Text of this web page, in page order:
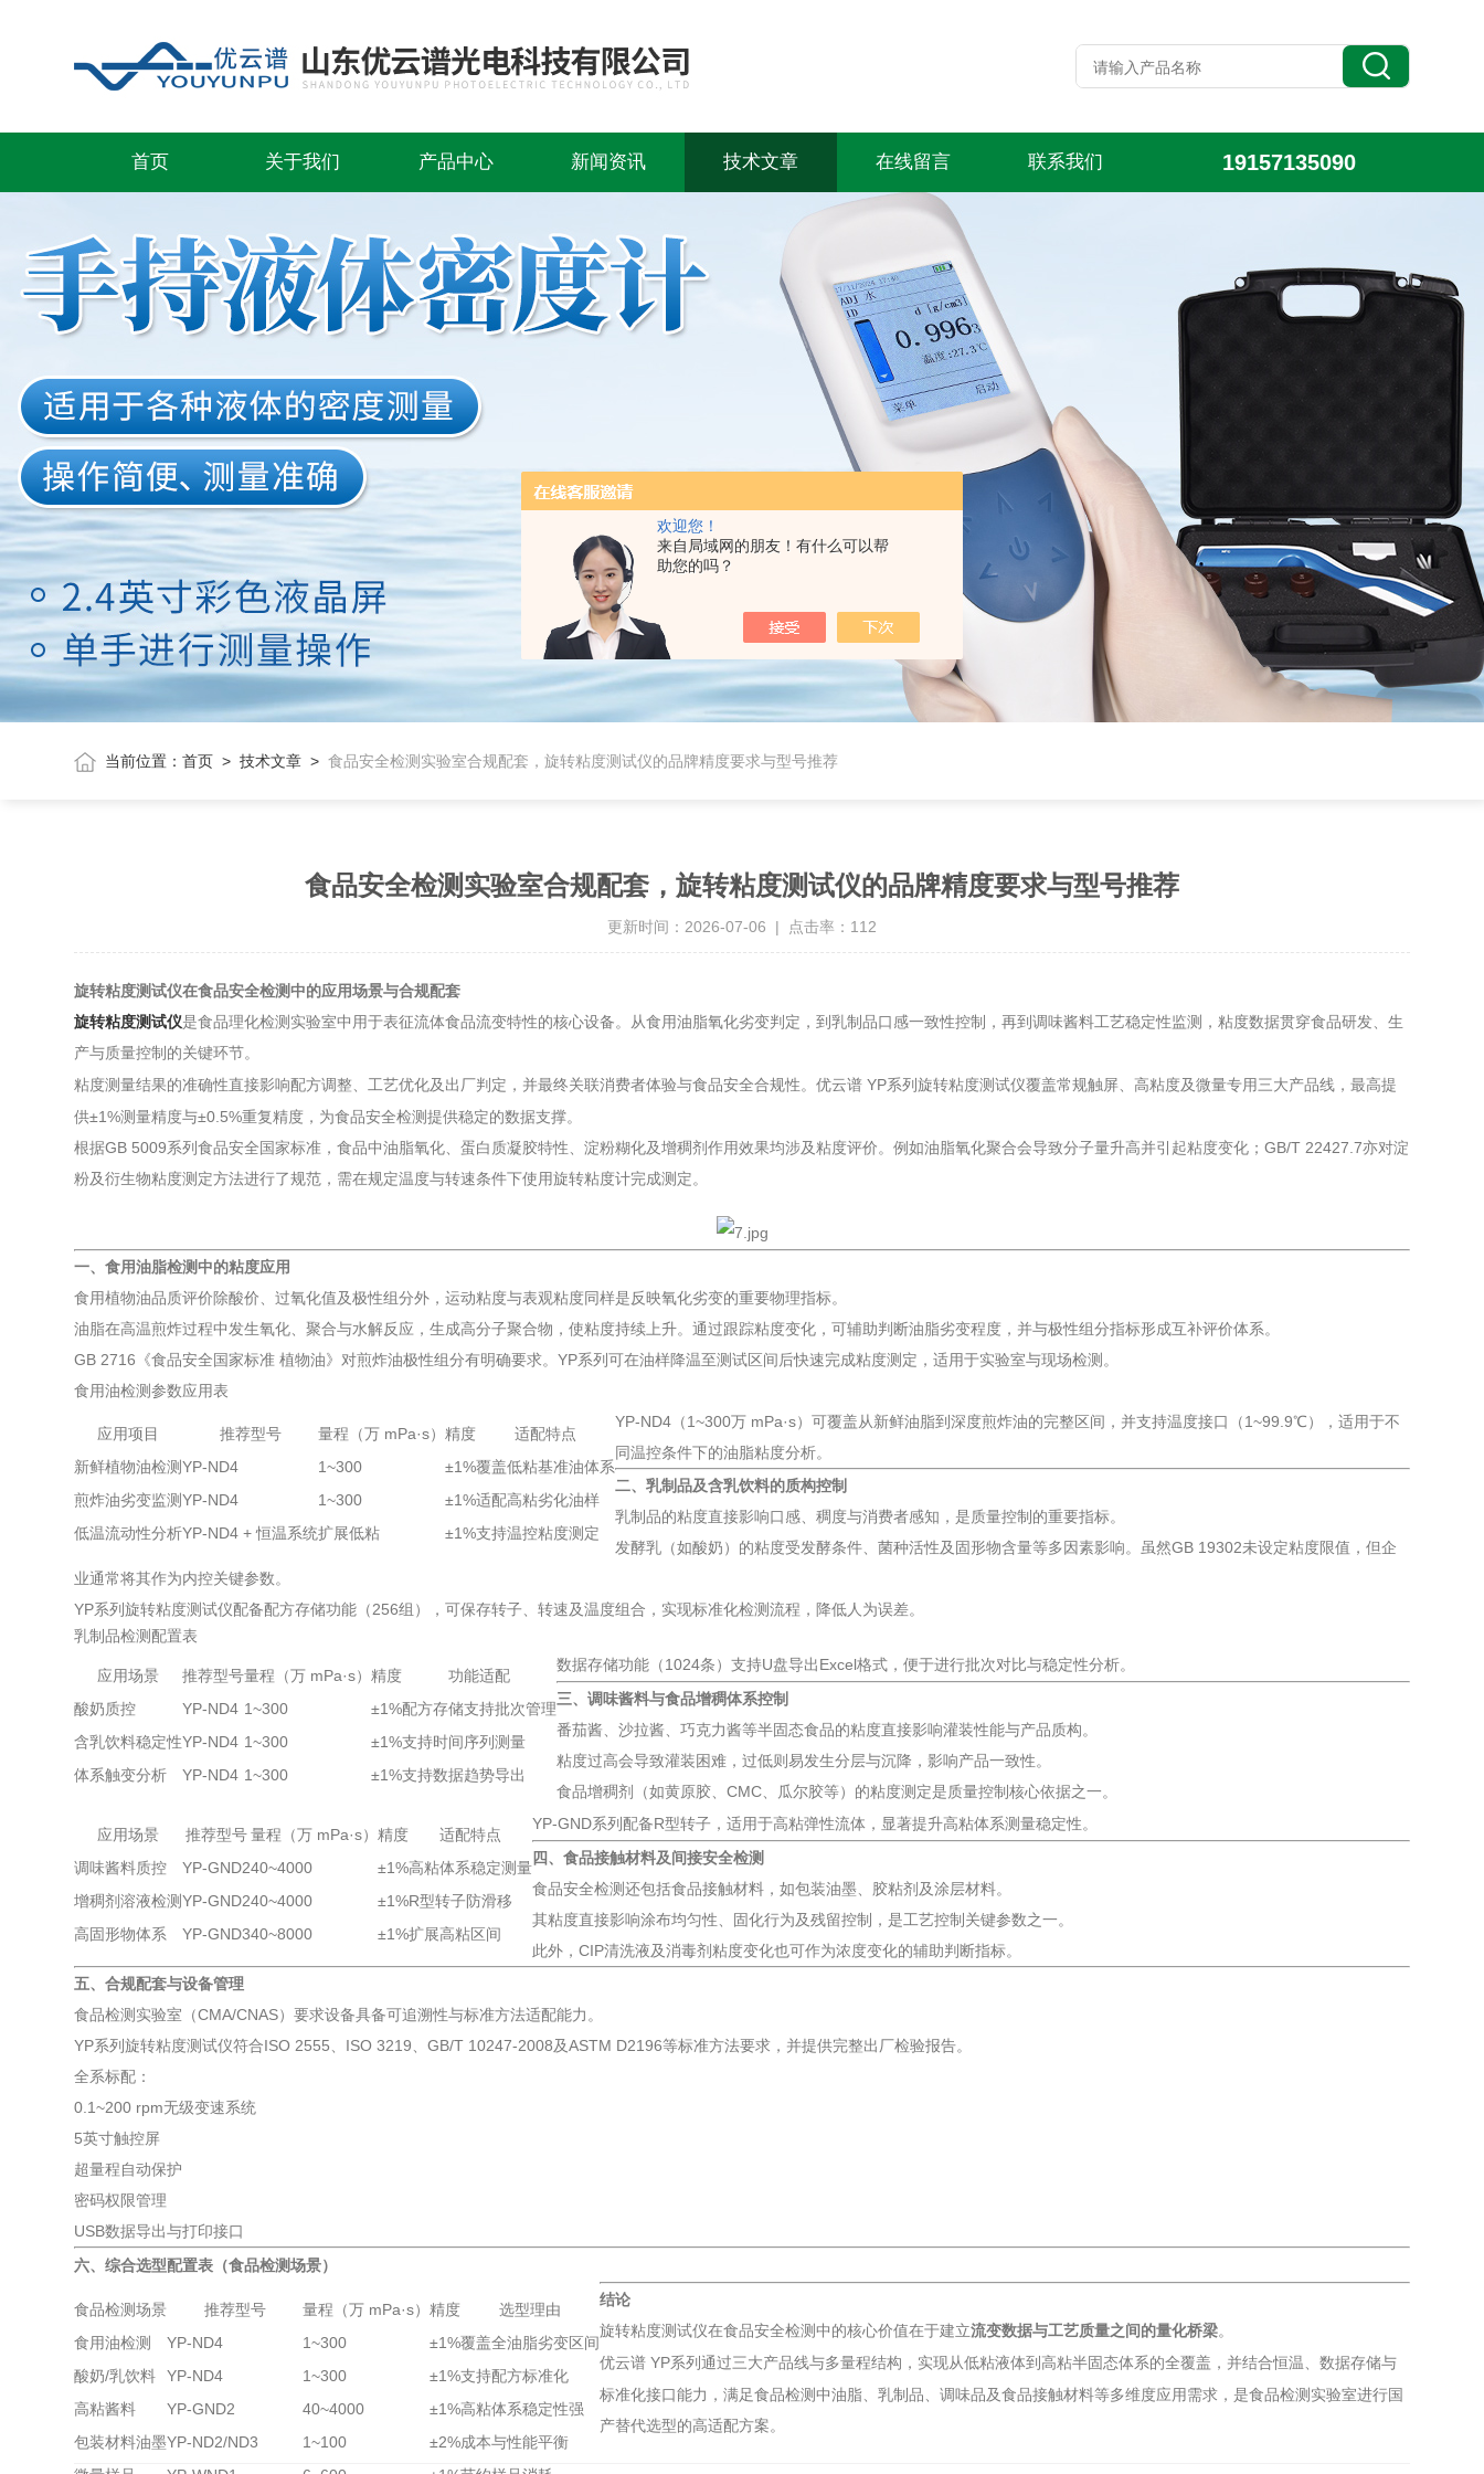
欢迎您！
来自局域网的朋友！有什么可以帮
助您的吗？
首页 关于我们 产品中心 新闻资讯 技术文章 在线留言 联系我们 19157135090
当前位置：首页 >技术文章 >食品安全检测实验室合规配套，旋转粘度测试仪的品牌精度要求与型号推荐
食品安全检测实验室合规配套，旋转粘度测试仪的品牌精度要求与型号推荐
更新时间：2026-07-06 | 点击率：112
旋转粘度测试仪在食品安全检测中的应用场景与合规配套
旋转粘度测试仪是食品理化检测实验室中用于表征流体食品流变特性的核心设备。从食用油脂氧化劣变判定，到乳制品口感一致性控制，再到调味酱料工艺稳定性监测，粘度数据贯穿食品研发、生
产与质量控制的关键环节。
粘度测量结果的准确性直接影响配方调整、工艺优化及出厂判定，并最终关联消费者体验与食品安全合规性。优云谱 YP系列旋转粘度测试仪覆盖常规触屏、高粘度及微量专用三大产品线，最高提
供±1%测量精度与±0.5%重复精度，为食品安全检测提供稳定的数据支撑。
根据GB 5009系列食品安全国家标准，食品中油脂氧化、蛋白质凝胶特性、淀粉糊化及增稠剂作用效果均涉及粘度评价。例如油脂氧化聚合会导致分子量升高并引起粘度变化；GB/T 22427.7亦对淀
粉及衍生物粘度测定方法进行了规范，需在规定温度与转速条件下使用旋转粘度计完成测定。
一、食用油脂检测中的粘度应用
食用植物油品质评价除酸价、过氧化值及极性组分外，运动粘度与表观粘度同样是反映氧化劣变的重要物理指标。
油脂在高温煎炸过程中发生氧化、聚合与水解反应，生成高分子聚合物，使粘度持续上升。通过跟踪粘度变化，可辅助判断油脂劣变程度，并与极性组分指标形成互补评价体系。
GB 2716《食品安全国家标准 植物油》对煎炸油极性组分有明确要求。YP系列可在油样降温至测试区间后快速完成粘度测定，适用于实验室与现场检测。
食用油检测参数应用表
应用项目 推荐型号 量程（万 mPa·s）精度
适配特点
新鲜植物油检测YP-ND4 1~300 ±1%覆盖低粘基准油体系
煎炸油劣变监测YP-ND4 1~300 ±1%适配高粘劣化油样
低温流动性分析YP-ND4 + 恒温系统扩展低粘 ±1%支持温控粘度测定
YP-ND4（1~300万 mPa·s）可覆盖从新鲜油脂到深度煎炸油的完整区间，并支持温度接口（1~99.9℃），适用于不
同温控条件下的油脂粘度分析。
二、乳制品及含乳饮料的质构控制
乳制品的粘度直接影响口感、稠度与消费者感知，是质量控制的重要指标。
发酵乳（如酸奶）的粘度受发酵条件、菌种活性及固形物含量等多因素影响。虽然GB 19302未设定粘度限值，但企
业通常将其作为内控关键参数。
YP系列旋转粘度测试仪配备配方存储功能（256组），可保存转子、转速及温度组合，实现标准化检测流程，降低人为误差。
乳制品检测配置表
应用场景 推荐型号量程（万 mPa·s）精度
功能适配
酸奶质控
YP-ND4 1~300 ±1%配方存储支持批次管理
含乳饮料稳定性YP-ND4 1~300 ±1%支持时间序列测量
体系触变分析
YP-ND4 1~300 ±1%支持数据趋势导出
数据存储功能（1024条）支持U盘导出Excel格式，便于进行批次对比与稳定性分析。
三、调味酱料与食品增稠体系控制
番茄酱、沙拉酱、巧克力酱等半固态食品的粘度直接影响灌装性能与产品质构。
粘度过高会导致灌装困难，过低则易发生分层与沉降，影响产品一致性。
食品增稠剂（如黄原胶、CMC、瓜尔胶等）的粘度测定是质量控制核心依据之一。
应用场景 推荐型号 量程（万 mPa·s）精度
适配特点
调味酱料质控
YP-GND240~4000 ±1%高粘体系稳定测量
增稠剂溶液检测YP-GND240~4000 ±1%R型转子防滑移
高固形物体系
YP-GND340~8000 ±1%扩展高粘区间
YP-GND系列配备R型转子，适用于高粘弹性流体，显著提升高粘体系测量稳定性。
四、食品接触材料及间接安全检测
食品安全检测还包括食品接触材料，如包装油墨、胶粘剂及涂层材料。
其粘度直接影响涂布均匀性、固化行为及残留控制，是工艺控制关键参数之一。
此外，CIP清洗液及消毒剂粘度变化也可作为浓度变化的辅助判断指标。
五、合规配套与设备管理
食品检测实验室（CMA/CNAS）要求设备具备可追溯性与标准方法适配能力。
YP系列旋转粘度测试仪符合ISO 2555、ISO 3219、GB/T 10247-2008及ASTM D2196等标准方法要求，并提供完整出厂检验报告。
全系标配：
0.1~200 rpm无级变速系统
5英寸触控屏
超量程自动保护
密码权限管理
USB数据导出与打印接口
六、综合选型配置表（食品检测场景）
食品检测场景 推荐型号 量程（万 mPa·s）精度
选型理由
食用油检测
YP-ND4 1~300 ±1%覆盖全油脂劣变区间
酸奶/乳饮料
YP-ND4 1~300 ±1%支持配方标准化
高粘酱料
YP-GND2 40~4000 ±1%高粘体系稳定性强
包装材料油墨YP-ND2/ND3 1~100 ±2%成本与性能平衡
结论
旋转粘度测试仪在食品安全检测中的核心价值在于建立流变数据与工艺质量之间的量化桥梁。
优云谱 YP系列通过三大产品线与多量程结构，实现从低粘液体到高粘半固态体系的全覆盖，并结合恒温、数据存储与
标准化接口能力，满足食品检测中油脂、乳制品、调味品及食品接触材料等多维度应用需求，是食品检测实验室进行国
产替代选型的高适配方案。